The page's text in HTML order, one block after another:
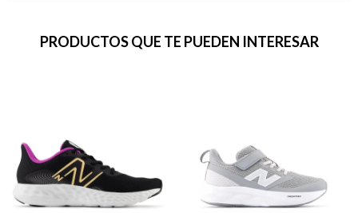
PRODUCTOS QUE TE PUEDEN INTERESAR